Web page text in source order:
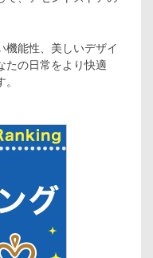
機能性、美しいデザイ
たの日常をより快適